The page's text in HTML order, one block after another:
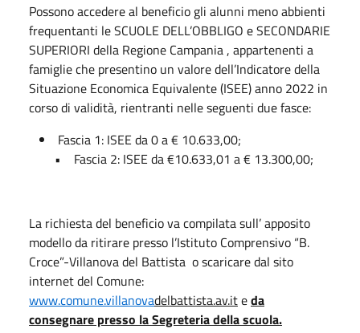
Possono accedere al beneficio gli alunni meno abbienti
frequentanti le SCUOLE DELL’OBBLIGO e SECONDARIE
SUPERIORI della Regione Campania , appartenenti a
famiglie che presentino un valore dell’Indicatore della
Situazione Economica Equivalente (ISEE) anno 2022 in
corso di validità, rientranti nelle seguenti due fasce:
Fascia 1: ISEE da 0 a € 10.633,00;
• Fascia 2: ISEE da €10.633,01 a € 13.300,00;
La richiesta del beneficio va compilata sull’ apposito
modello da ritirare presso l’Istituto Comprensivo “B.
Croce”-Villanova del Battista o scaricare dal sito
internet del Comune:
www.comune.villanovadelbattista.av.iteda
consegnare presso la Segreteria della scuola.